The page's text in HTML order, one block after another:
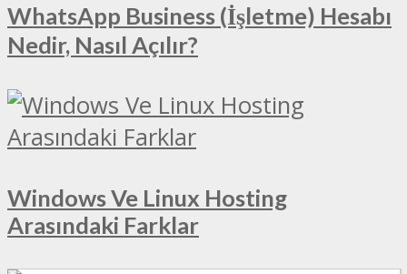
WhatsApp Business (İşletme) Hesabı
Nedir, Nasıl Açılır?
Windows Ve Linux Hosting
Arasındaki Farklar